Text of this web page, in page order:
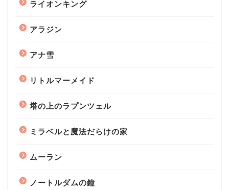
ライオンキング
アラジン
アナ雪
リトルマーメイド
塔の上のラプンツェル
ミラベルと魔法だらけの家
ムーラン
ノートルダムの鐘